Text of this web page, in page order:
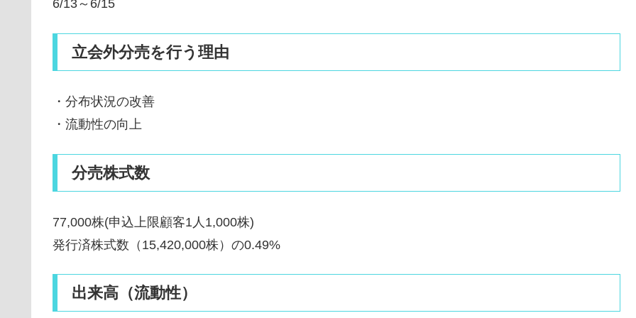
6/13～6/15
立会外分売を行う理由
・分布状況の改善
・流動性の向上
分売株式数
77,000株(申込上限顧客1人1,000株)
発行済株式数（15,420,000株）の0.49%
出来高（流動性）